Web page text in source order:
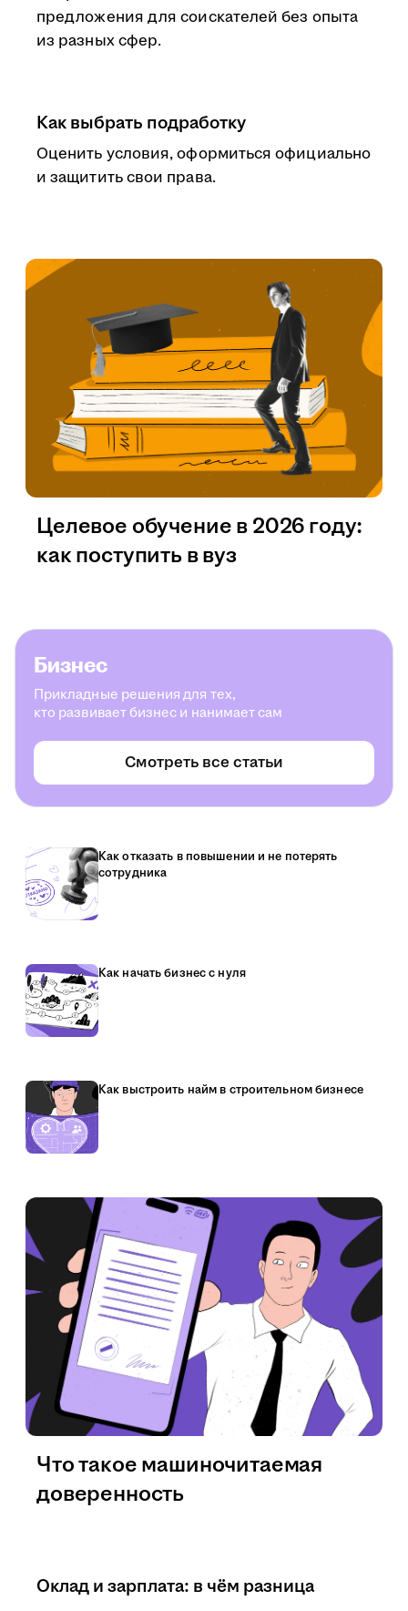
предложения для соискателей без опыта
из разных сфер.
Как выбрать подработку
Оценить условия, оформиться официально
и защитить свои права.
Целевое обучение в 2026 году:
как поступить в вуз
Бизнес
Прикладные решения для тех,
кто развивает бизнес и нанимает сам
Смотреть все статьи
Как отказать в повышении и не потерять
сотрудника
Как начать бизнес с нуля
Как выстроить найм в строительном бизнесе
Оклад и зарплата: в чём разница
Что такое машиночитаемая
доверенность